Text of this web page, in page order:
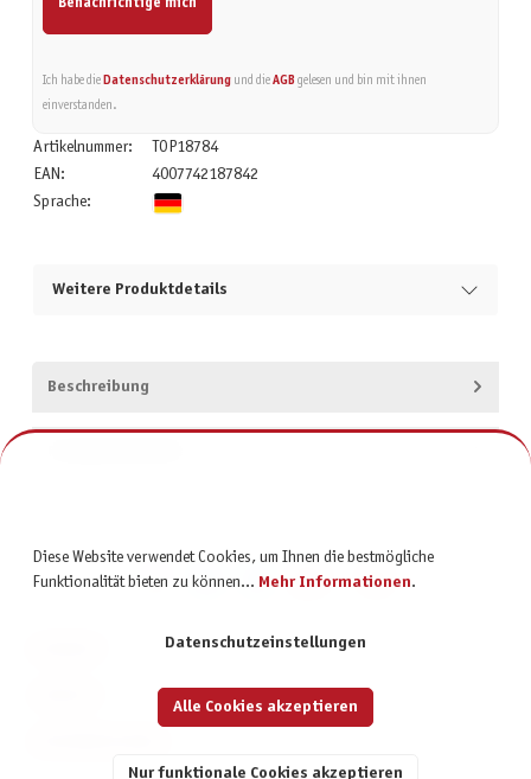
Benachrichtige mich
Ich habe die Datenschutzerklärungund die AGBgelesen und bin mit ihnen
einverstanden.
Artikelnummer:
TOP18784
EAN:
4007742187842
Sprache:
Weitere Produktdetails
Beschreibung
Diese Website verwendet Cookies, um Ihnen die bestmögliche
Funktionalität bieten zu können... Mehr Informationen.
Datenschutzeinstellungen
Nur funktionale Cookies akzeptieren
Alle Cookies akzeptieren